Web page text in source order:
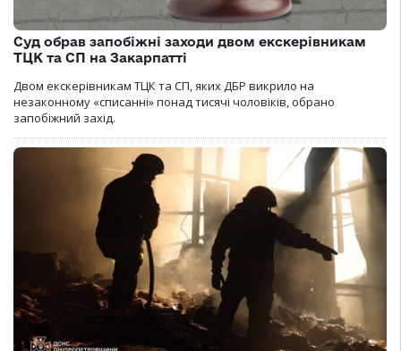
Суд обрав запобіжні заходи двом екскерівникам
ТЦК та СП на Закарпатті
Двом екскерівникам ТЦК та СП, яких ДБР викрило на
незаконному «списанні» понад тисячі чоловіків, обрано
запобіжний захід.